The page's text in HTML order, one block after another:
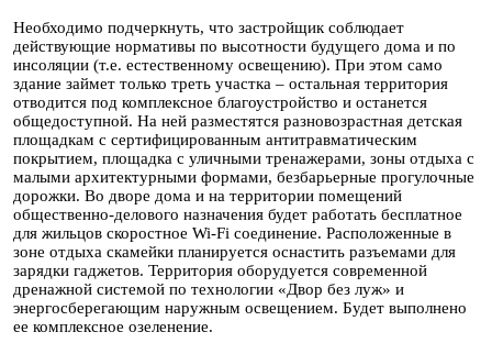
Необходимо подчеркнуть, что застройщик соблюдает
действующие нормативы по высотности будущего дома и по
инсоляции (т.е. естественному освещению). При этом само
здание займет только треть участка – остальная территория
отводится под комплексное благоустройство и останется
общедоступной. На ней разместятся разновозрастная детская
площадкам с сертифицированным антитравматическим
покрытием, площадка с уличными тренажерами, зоны отдыха с
малыми архитектурными формами, безбарьерные прогулочные
дорожки. Во дворе дома и на территории помещений
общественно-делового назначения будет работать бесплатное
для жильцов скоростное Wi-Fi соединение. Расположенные в
зоне отдыха скамейки планируется оснастить разъемами для
зарядки гаджетов. Территория оборудуется современной
дренажной системой по технологии «Двор без луж» и
энергосберегающим наружным освещением. Будет выполнено
ее комплексное озеленение.